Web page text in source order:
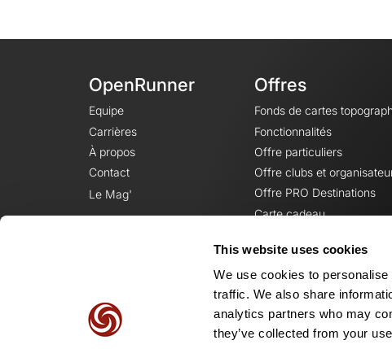
This website uses cookies
We use cookies to
traffic. We also share
analytics partners who may
they’ve collected from your
OpenRunner
Equipe
Carrières
À propos
Contact
Le Mag'
Offres
Fonds de cartes
Fonctionnalités
Offre particuliers
Offre clubs et
Offre PRO Destinations
Carte cadeau